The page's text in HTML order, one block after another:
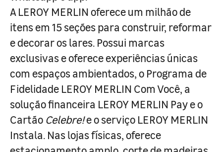
A LEROY MERLIN oferece um milhão de
itens em 15 seções para construir, reformar
e decorar os lares. Possui marcas
exclusivas e oferece experiências únicas
com espaços ambientados, o Programa de
Fidelidade LEROY MERLIN Com Você, a
solução financeira LEROY MERLIN Pay e o
Cartão Celebre!e o serviço LEROY MERLIN
Instala. Nas lojas físicas, oferece